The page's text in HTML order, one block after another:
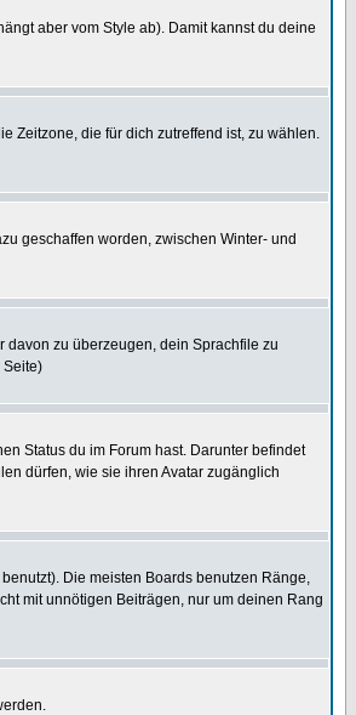
aber vom Style ab). Damit kannst du deine
Zeitzone, die für dich zutreffend ist, zu wählen.
geschaffen worden, zwischen Winter- und
davon zu überzeugen, dein Sprachfile zu
Seite)
Status du im Forum hast. Darunter befindet
dürfen, wie sie ihren Avatar zugänglich
Die meisten Boards benutzen Ränge,
mit unnötigen Beiträgen, nur um deinen Rang